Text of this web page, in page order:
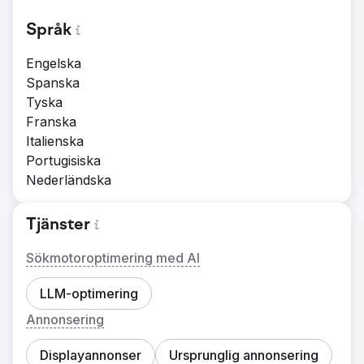
Språk
Engelska
Spanska
Tyska
Franska
Italienska
Portugisiska
Nederländska
Tjänster
Sökmotoroptimering med AI
LLM-optimering
Annonsering
Displayannonser
Ursprunglig annonsering